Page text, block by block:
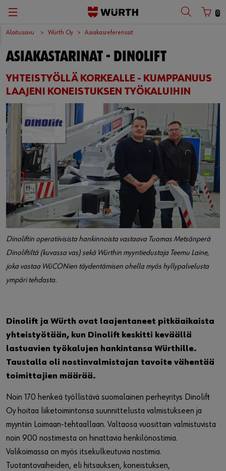
0
Aloitussivu Würth Oy Asiakasreferenssit
ASIAKASTARINAT - DINOLIFT
YHTEISTYÖLLÄ KORKEALLE - KUMPPANUUS
LAAJENI KONEISTUKSEN TYÖKALUIHIN
Dinoliftin operatiivisista hankinnoista vastaava Tuomas Metsänperä
Dinoliftiltä (kuvassa vas) sekä Würthin myyntiedustaja Teemu Laine,
joka vastaa WüCONien täydentämisen ohella myös hyllypalvelusta
ympäri tehdasta.
Dinolift ja Würth ovat laajentaneet pitkäaikaista
yhteistyötään, kun Dinolift keskitti keväällä
lastuavien työkalujen hankintansa Würthille.
Taustalla oli nostinvalmistajan tavoite vähentää
toimittajien määrää.
Noin 170 henkeä työllistävä suomalainen perheyritys Dinolift
Oy hoitaa liiketoimintonsa suunnittelusta valmistukseen ja
myyntiin Loimaan-tehtaallaan. Valtaosa vuosittain valmistuvista
noin 900 nostimesta on hinattavia henkilönostimia.
Valikoimassa on myös itsekulkeutuvia nostimia.
Tuotantovaiheiden, eli hitsauksen, koneistuksen,